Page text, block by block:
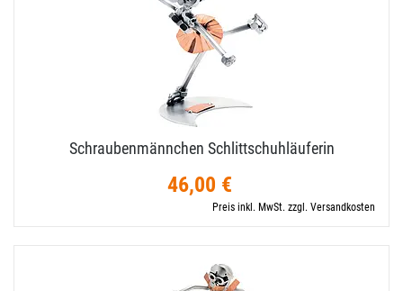
Schraubenmännchen Schlittschuhläuferin
46,00 €
Preis inkl. MwSt. zzgl. Versandkosten